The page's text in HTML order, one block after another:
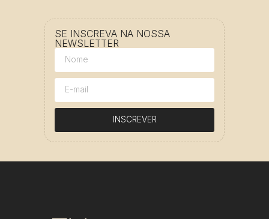
SE INSCREVA NA NOSSA
NEWSLETTER
INSCREVER